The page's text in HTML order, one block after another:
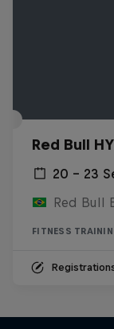
Red Bull
20 – 23
FITNESS